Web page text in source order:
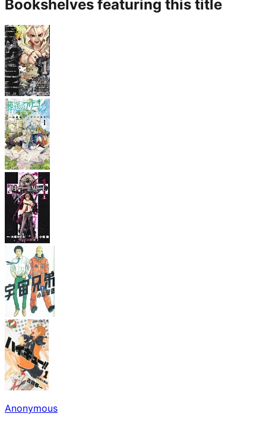
Bookshelves featuring this title
Anonymous